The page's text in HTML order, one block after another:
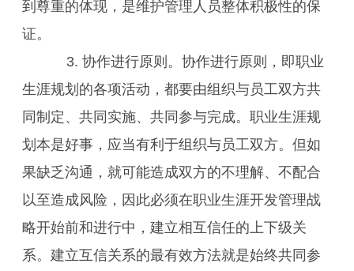
到尊重的体现，是维护管理人员整体积极性的保
证。
3. 协作进行原则。协作进行原则，即职业
生涯规划的各项活动，都要由组织与员工双方共
同制定、共同实施、共同参与完成。职业生涯规
划本是好事，应当有利于组织与员工双方。但如
果缺乏沟通，就可能造成双方的不理解、不配合
以至造成风险，因此必须在职业生涯开发管理战
略开始前和进行中，建立相互信任的上下级关
系。建立互信关系的最有效方法就是始终共同参